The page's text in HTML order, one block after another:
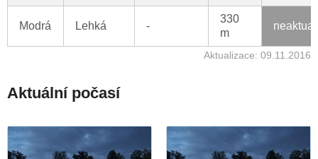
Modrá Lehká -
330
m
Aktualizace: 09.11.2016
Aktuální počasí